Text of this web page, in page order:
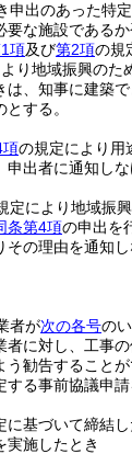
申出のあった特定
要な施設である
項及び第2項の規
り地域振興のた
は、知事に建築
する。
項の規定により用
申出者に通知し
定により地域振
条第4項の申出を
その理由を通知
者が次の各号の
者に対し、工事
勧告することが
する事前協議申
に基づいて締結
実施したとき